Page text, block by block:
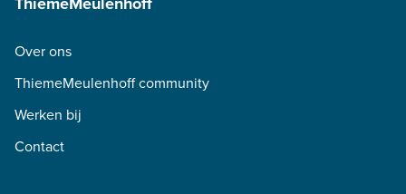
Over ons
ThiemeMeulenhoff community
Werken bij
Contact